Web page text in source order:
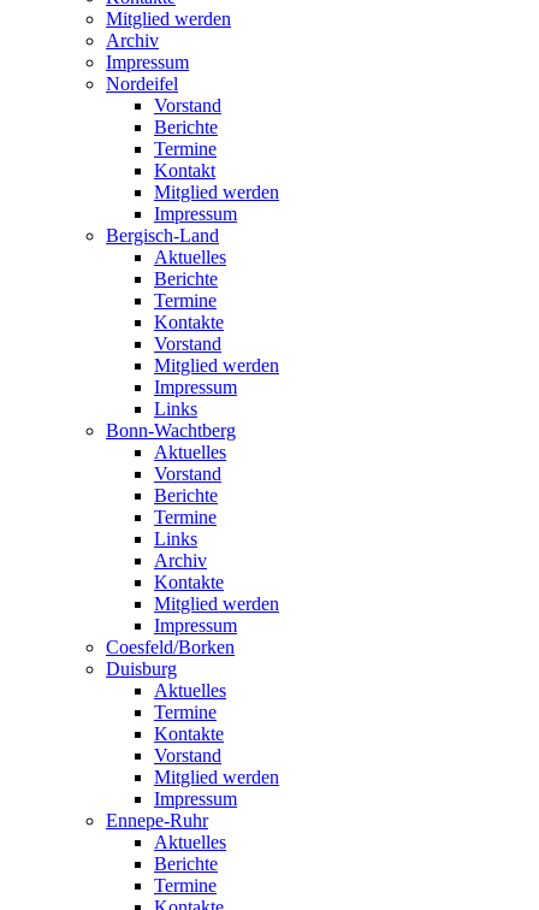
Mitglied werden
Archiv
Impressum
Nordeifel
Vorstand
Berichte
Termine
Kontakt
Mitglied werden
Impressum
Bergisch-Land
Aktuelles
Berichte
Termine
Kontakte
Vorstand
Mitglied werden
Impressum
Links
Bonn-Wachtberg
Aktuelles
Vorstand
Berichte
Termine
Links
Archiv
Kontakte
Mitglied werden
Impressum
Coesfeld/Borken
Duisburg
Aktuelles
Termine
Kontakte
Vorstand
Mitglied werden
Impressum
Ennepe-Ruhr
Aktuelles
Berichte
Termine